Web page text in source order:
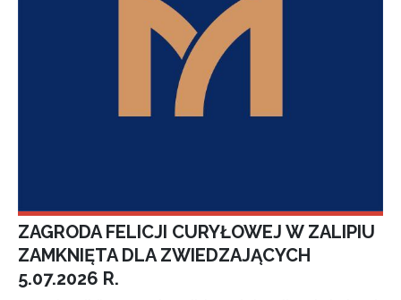
ZAGRODA FELICJI CURYŁOWEJ W ZALIPIU
ZAMKNIĘTA DLA ZWIEDZAJĄCYCH
5.07.2026 R.